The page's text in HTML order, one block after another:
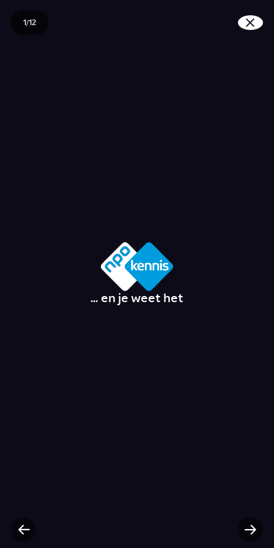
1/12
Waarom vaccineren
... en je weet het